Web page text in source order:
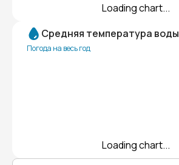
Loading chart...
Средняя температура воды
Погода на весь год
Loading chart...